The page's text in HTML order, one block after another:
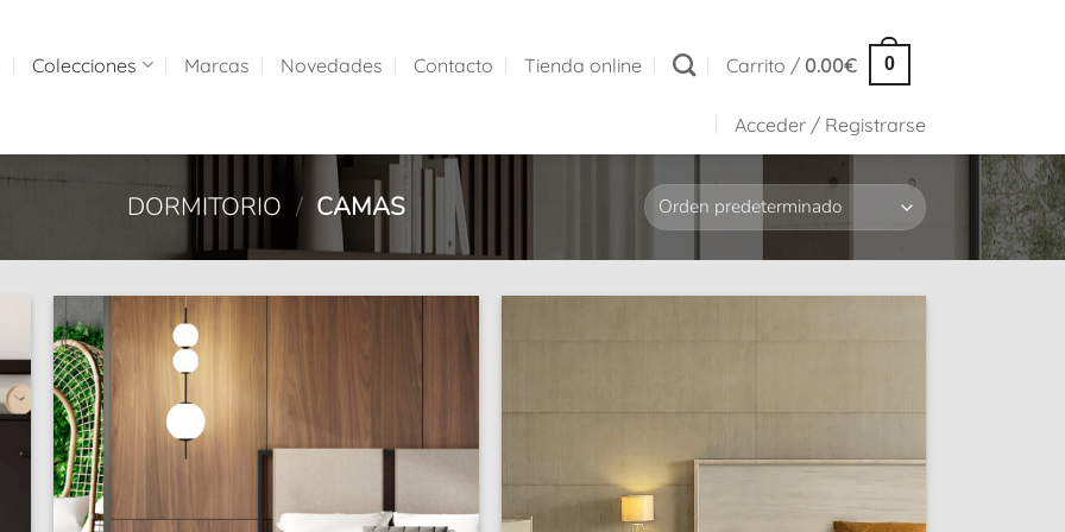
Colecciones Marcas Novedades Contacto Tienda online Carrito / 0.00€ 0
Acceder / Registrarse
DORMITORIO / CAMAS